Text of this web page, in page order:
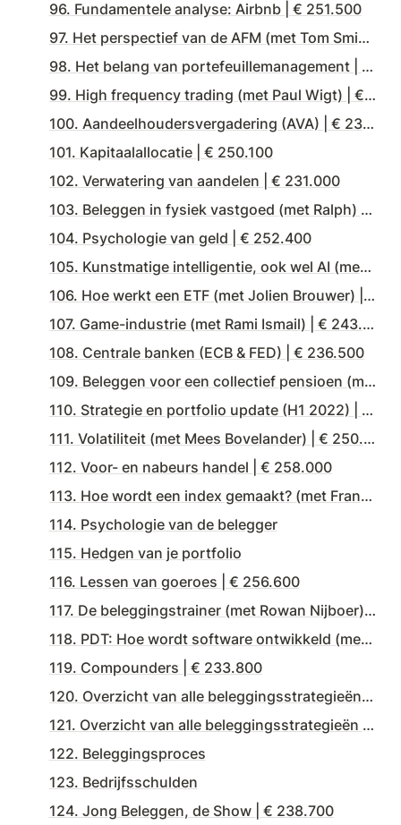
96. Fundamentele analyse: Airbnb | € 251.500
97. Het perspectief van de AFM (met Tom Smiers) | € 249.800
98. Het belang van portefeuillemanagement | € 237.900
99. High frequency trading (met Paul Wigt) | € 239.600
100. Aandeelhoudersvergadering (AVA) | € 231.300
101. Kapitaalallocatie | € 250.100
102. Verwatering van aandelen | € 231.000
103. Beleggen in fysiek vastgoed (met Ralph) | € 251.200
104. Psychologie van geld | € 252.400
105. Kunstmatige intelligentie, ook wel AI (met Remy Gieling) | € 228.900
106. Hoe werkt een ETF (met Jolien Brouwer) | 227.400
107. Game-industrie (met Rami Ismail) | € 243.700
108. Centrale banken (ECB & FED) | € 236.500
109. Beleggen voor een collectief pensioen (met Thijs Knaap) | € 245.800
110. Strategie en portfolio update (H1 2022) | € 249.900
111. Volatiliteit (met Mees Bovelander) | € 250.600
112. Voor- en nabeurs handel | € 258.000
113. Hoe wordt een index gemaakt? (met Frank Hartman) | € 263.100
114. Psychologie van de belegger
115. Hedgen van je portfolio
116. Lessen van goeroes | € 256.600
117. De beleggingstrainer (met Rowan Nijboer) | € 251.200
118. PDT: Hoe wordt software ontwikkeld (met Bas & Bryan) | € 240.800
119. Compounders | € 233.800
120. Overzicht van alle beleggingsstrategieën en -filosofieën | € 239.500
121. Overzicht van alle beleggingsstrategieën en -filosofieën (vervolg) | € 228.100
122. Beleggingsproces
123. Bedrijfsschulden
124. Jong Beleggen, de Show | € 238.700